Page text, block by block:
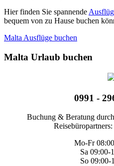
Hier finden Sie spannende
bequem von zu Hause buchen
Malta Ausflüge buchen
Malta Urlaub buchen
0991 -
Buchung & Beratung
Reisebüropartners:
Mo-Fr
Sa 09:00-
So 09:00-